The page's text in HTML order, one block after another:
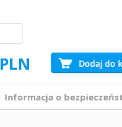
PLN
Informacja o